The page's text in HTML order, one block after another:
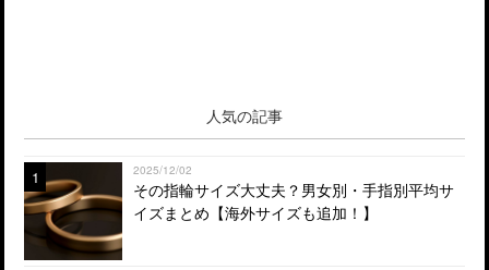
人気の記事
1 2025/12/02
その指輪サイズ大丈夫？男女別・手指別平均サ
イズまとめ【海外サイズも追加！】